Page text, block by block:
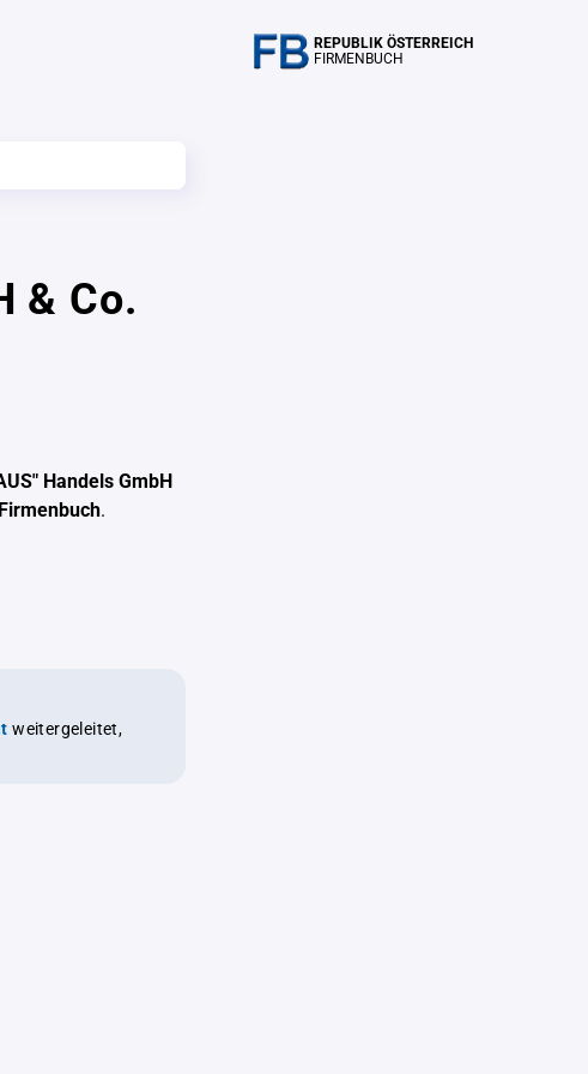
REPUBLIK ÖSTERREICH
FIRMENBUCH
& Co.
Handels GmbH
.
weitergeleitet,